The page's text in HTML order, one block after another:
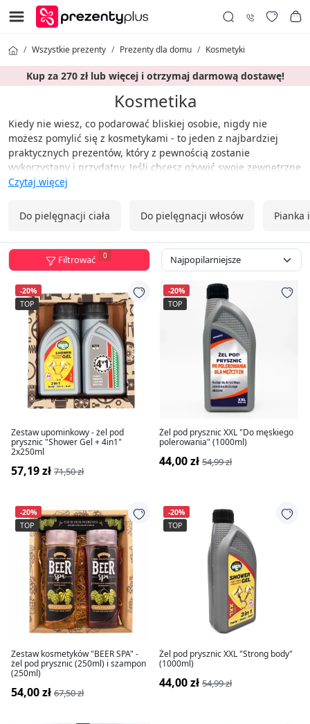
Wszystkie prezenty Prezenty dla domu Kosmetyki
Kup za 270 zł lub więcej i otrzymaj darmową dostawę!
Kosmetika
Kiedy nie wiesz, co podarować bliskiej osobie, nigdy nie
możesz pomylić się z kosmetykami - to jeden z najbardziej
praktycznych prezentów, który z pewnością zostanie
wykorzystany i przydatny. Jeśli chcesz ożywić swoje zewnętrzne
piękno, ta kategoria jest dla Ciebie. Znajdziesz tu nie tylko
których nie wyobrażasz sobie swojej codziennej rutyny. Spraw
przyjemność sobie, swoim bliskim lub współpracownikom.
Czytaj więcej
Do pielęgnacji ciała Do pielęgnacji włosów Pianka
Filtrować 0
-20%
TOP
Zestaw upominkowy - żel pod
prysznic "Shower Gel + 4in1"
2x250ml
57,19 zł 71,50 zł
-20%
TOP
Żel pod prysznic XXL "Do męskiego
polerowania" (1000ml)
44,00 zł 54,99 zł
-20%
TOP
Zestaw kosmetyków "BEER SPA" -
żel pod prysznic (250ml) i szampon
(250ml)
54,00 zł 67,50 zł
-20%
TOP
Żel pod prysznic XXL "Strong body"
(1000ml)
44,00 zł 54,99 zł